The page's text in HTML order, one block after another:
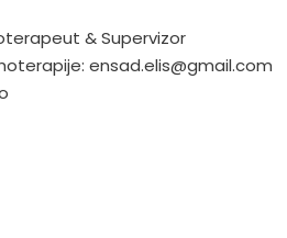
& Supervizor
ensad.elis@gmail.com